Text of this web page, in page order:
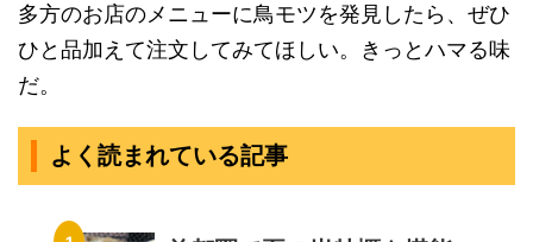
多方のお店のメニューに鳥モツを発見したら、ぜひ
ひと品加えて注文してみてほしい。きっとハマる味
だ。
よく読まれている記事